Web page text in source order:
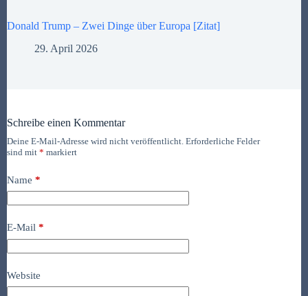
Donald Trump – Zwei Dinge über Europa [Zitat]
29. April 2026
Schreibe einen Kommentar
Deine E-Mail-Adresse wird nicht veröffentlicht. Erforderliche Felder
sind mit * markiert
Name *
E-Mail *
Website